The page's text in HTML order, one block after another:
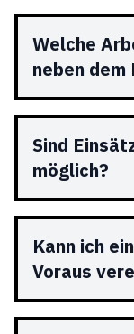
Welche
neben dem
Sind
möglich?
Kann ich
Voraus